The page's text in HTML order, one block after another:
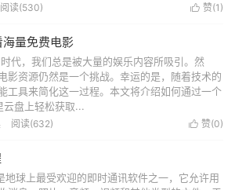
 赞(1 )
阅读(530)
量免费电影
代，我们总是被大量的娱乐内容所吸引。然
影资源仍然是一个挑战。幸运的是，随着技术的
工具来简化这一过程。本文将介绍如何通过一个
盘上轻松获取...
 赞(0)
阅读(632)
球上最受欢迎的即时通讯软件之一，它允许用